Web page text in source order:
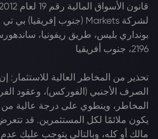
بونداري بليس، طريق ريفونيا،
2196، جنوب أفريقيا
تحذير من المخاطر العالية للاستثمار:
المخاطر، وينطوي على درجة عالية من
يكون ملائمًا لكل المستثمرين. قد
مالك أو كله، وبالتالي يتوجب عليك